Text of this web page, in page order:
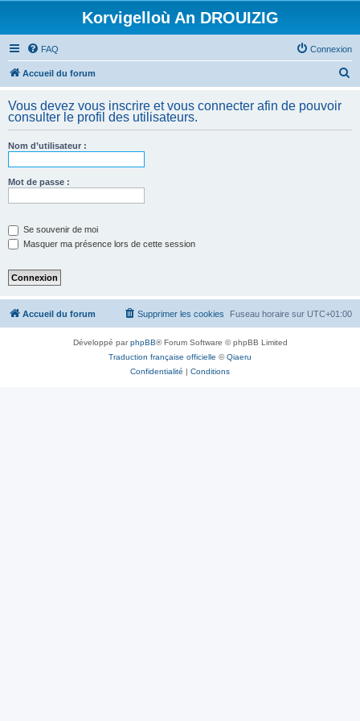
Korvigelloù An DROUIZIG
FAQ Connexion
Accueil du forum
h
Vous devez vous inscrire et vous connecter afin de pouvoir
consulter le profil des utilisateurs.
Nom d’utilisateur :
Mot de passe :
Se souvenir de moi
Masquer ma présence lors de cette session
Accueil du forum Fuseau horaire sur UTC+01:00
Supprimer les cookies
Développé parphpBB® Forum Software © phpBB Limited
Traduction française officielle ©Qiaeru
Confidentialité | Conditions